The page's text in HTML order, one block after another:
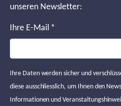
unseren Newsletter:
Ihre E-Mail *
Ihre Daten werden sicher und
diese ausschliesslich, um Ihnen den
Informationen und